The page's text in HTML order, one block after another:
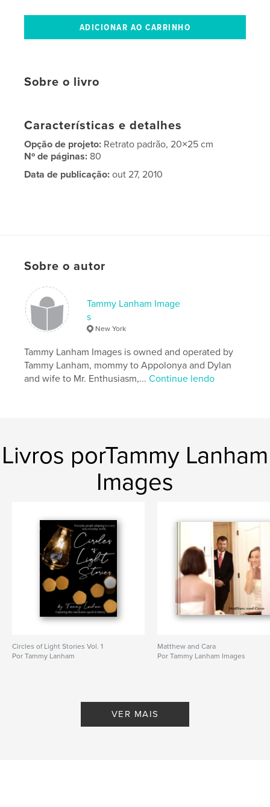
Sobre o livro
Características e detalhes
Opção de projeto: Retrato padrão, 20×25 cm
Nº de páginas: 80
Data de publicação: out 27, 2010
Sobre o autor
Tammy Lanham Image
s
New York
Tammy Lanham Images is owned and operated by
Tammy Lanham, mommy to Appolonya and Dylan
and wife to Mr. Enthusiasm,...Continue lendo
Livros porTammy Lanham
Images
Circles of Light Stories Vol. 1
Por Tammy Lanham
Matthew and Cara
Por Tammy Lanham Images
VER MAIS